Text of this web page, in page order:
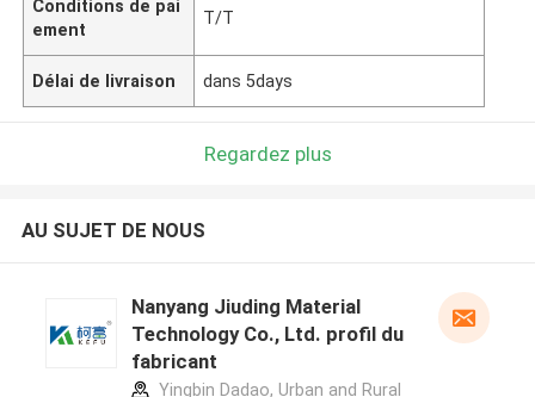
Conditions de pai
ement
T/T
Délai de livraison dans 5days
Regardez plus
AU SUJET DE NOUS
Nanyang Jiuding Material
Technology Co., Ltd. profil du
fabricant
Yingbin Dadao, Urban and Rural